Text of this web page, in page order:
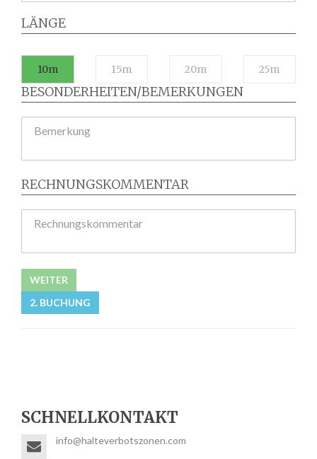
LÄNGE
10m 15m 20m 25m
BESONDERHEITEN/BEMERKUNGEN
Bemerkung
RECHNUNGSKOMMENTAR
Rechnungskommentar
WEITER
2. BUCHUNG
SCHNELLKONTAKT
info@halteverbotszonen.com